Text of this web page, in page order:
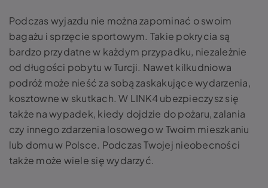
Podczas wyjazdu nie można zapominać o swoim
bagażu i sprzęcie sportowym. Takie pokrycia są
bardzo przydatne w każdym przypadku, niezależnie
od długości pobytu w Turcji. Nawet kilkudniowa
podróż może nieść za sobą zaskakujące wydarzenia,
kosztowne w skutkach. W LINK4 ubezpieczysz się
także na wypadek, kiedy dojdzie do pożaru, zalania
czy innego zdarzenia losowego w Twoim mieszkaniu
lub domu w Polsce. Podczas Twojej nieobecności
także może wiele się wydarzyć.